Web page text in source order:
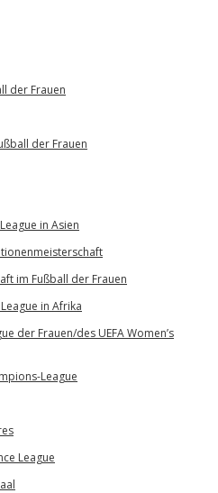
der Frauen
der Frauen
in Asien
im Fußball der Frauen
in Afrika
der Frauen/des UEFA Women’s
League
League